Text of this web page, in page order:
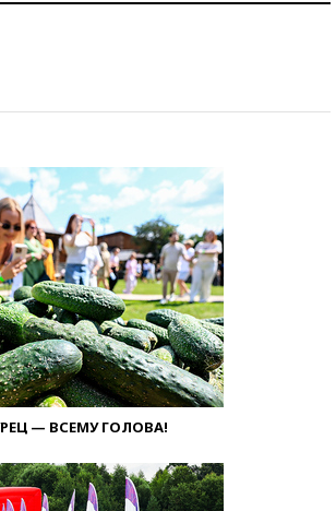
— ВСЕМУ ГОЛОВА!